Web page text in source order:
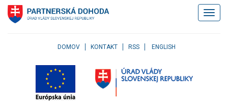
Klávesové
skratky
Skočiť
DOMOV KONTAKT RSS ENGLISH